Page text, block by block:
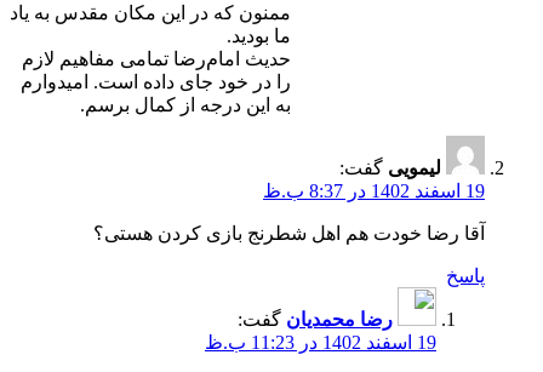
ممنون که در این مکان مقدس به یاد
ما بودید.
حدیث امام‌رضا تمامی مفاهیم لازم
را در خود جای داده است. امیدوارم
به این درجه از کمال برسم.
لیمویی گفت:
19 اسفند 1402 در 8:37 ب.ظ
آقا رضا خودت هم اهل شطرنج بازی کردن هستی؟
پاسخ
رضا محمدیان گفت:
19 اسفند 1402 در 11:23 ب.ظ